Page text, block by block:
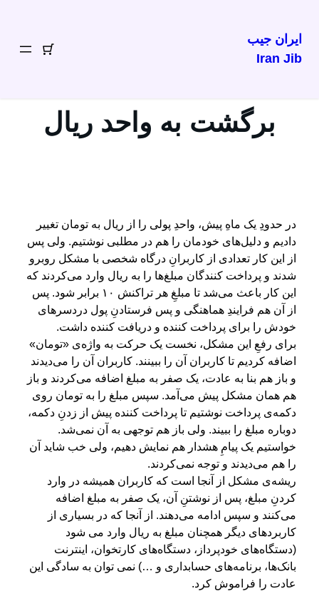
رفتن
ایران جیب
Iran Jib
برگشت به واحد ریال
در حدودِ یک ماهِ پیش، واحدِ پولی را از ریال به تومان تغییر
دادیم و دلیل‌های خودمان را هم در مطلبی نوشتیم. ولی پس
از این کار تعدادی از کاربرانِ درگاه شخصی با مشکل روبرو
شدند و پرداخت کنندگان مبلغ‌ها را به ریال وارد می‌کردند که
این کار باعث می‌شد تا مبلغِ هر تراکنش ۱۰ برابر شود. پس
از آن هم فرایندِ هماهنگی و پس فرستادنِ پول دردسرهای
خودش را برای پرداخت کننده و دریافت کننده داشت.
برای رفعِ این مشکل، نخست یک حرکت به واژه‌ی «تومان»
اضافه کردیم تا کاربران آن را ببینند. کاربران آن را می‌دیدند
و باز هم بنا به عادت، یک صفر به مبلغ اضافه می‌کردند و باز
هم همان مشکل پیش می‌آمد. سپس مبلغ را به تومان روی
دکمه‌ی پرداخت نوشتیم تا پرداخت کننده پیش از زدنِ دکمه،
دوباره مبلغ را ببیند. ولی باز هم توجهی به آن نمی‌شد.
خواستیم یک پیامِ هشدار هم نمایش دهیم، ولی خب شاید آن
را هم می‌دیدند و توجه نمی‌کردند.
ریشه‌ی مشکل از آنجا است که کاربران همیشه در وارد
کردنِ مبلغ، ‌پس از نوشتنِ آن، یک صفر به مبلغ اضافه
می‌کنند و سپس ادامه می‌دهند. از آنجا که در بسیاری از
کاربردهای دیگر همچنان مبلغ به ریال وارد می شود
(دستگاه‌های خودپرداز، دستگاه‌های کارتخوان، اینترنت
بانک‌ها، برنامه‌های حسابداری و …) نمی توان به سادگی این
عادت را فراموش کرد.